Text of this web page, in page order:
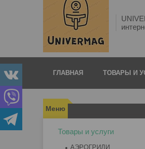
ГЛАВНАЯ ТОВАРЫ И
Товары и услуги
АЭРОГРИЛИ